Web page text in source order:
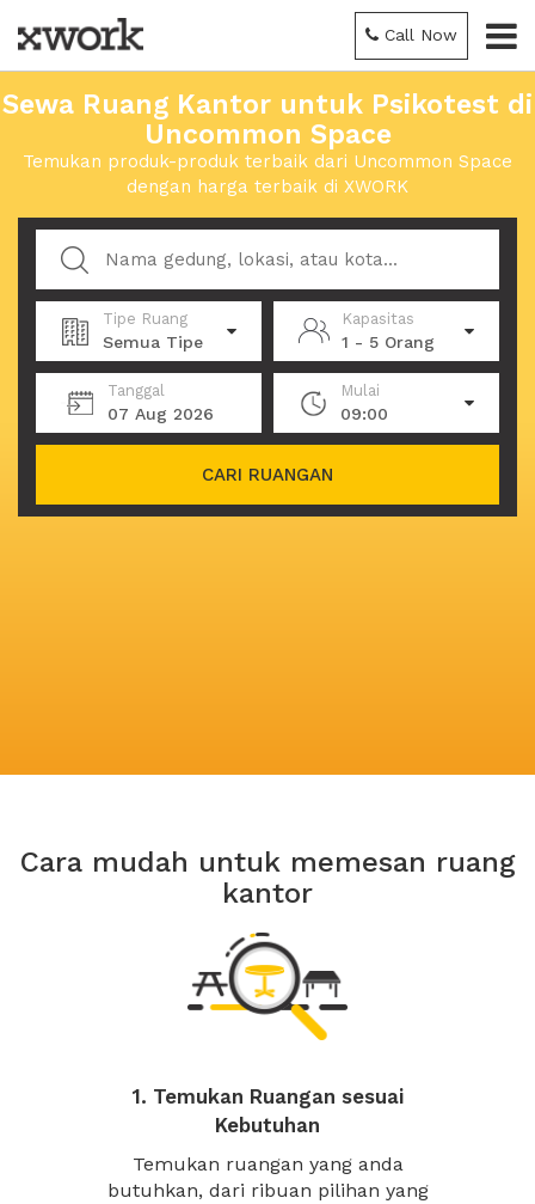
Call Now
Sewa Ruang Kantor untuk Psikotest di
Uncommon Space
Temukan produk-produk terbaik dari Uncommon Space
dengan harga terbaik di XWORK
Tipe Ruang
Semua Tipe
Kapasitas
1 - 5 Orang
Tanggal
07 Aug 2026
Mulai
09:00
CARI RUANGAN
Cara mudah untuk memesan ruang
kantor
1. Temukan Ruangan sesuai
Kebutuhan
Temukan ruangan yang anda
butuhkan, dari ribuan pilihan yang